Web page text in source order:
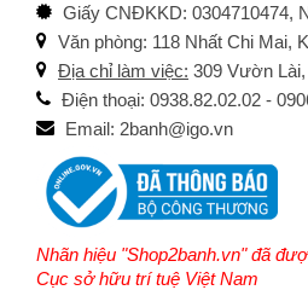
Giấy CNĐKKD: 0304710474,
Văn phòng: 118 Nhất Chi Mai,
Địa chỉ làm việc: 309 Vườn
Điện thoại: 0938.82.02.02 -
Email: 2banh@igo.vn
Nhãn hiệu "Shop2banh.vn" đã
Cục sở hữu trí tuệ Việt Nam